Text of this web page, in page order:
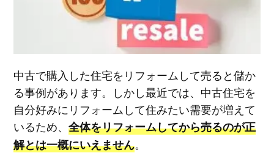
中古で購入した住宅をリフォームして売ると儲か
る事例があります。しかし最近では、中古住宅を
自分好みにリフォームして住みたい需要が増えて
いるため、 全体をリフォームしてから売るのが正
解とは一概にいえません。